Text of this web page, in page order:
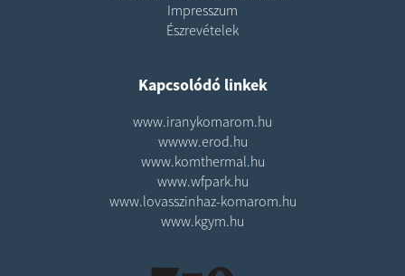
Impresszum
Észrevételek
Kapcsolódó linkek
www.iranykomarom.hu
wwww.erod.hu
www.komthermal.hu
www.wfpark.hu
www.lovasszinhaz-komarom.hu
www.kgym.hu